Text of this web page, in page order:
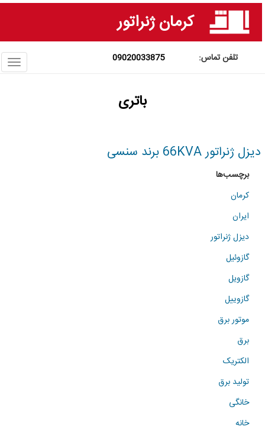
کرمان ژنراتور
09020033875
باتری
دیزل ژنراتور 66KVA برند سنسی
برچسب‌ها
کرمان
ایران
دیزل ژنراتور
گازوئیل
گازویل
گازوییل
موتور برق
برق
الکتریک
تولید برق
خانگی
خانه